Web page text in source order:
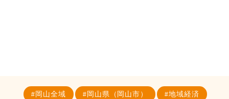
岡山全域 岡山県（岡山市） 地域経済